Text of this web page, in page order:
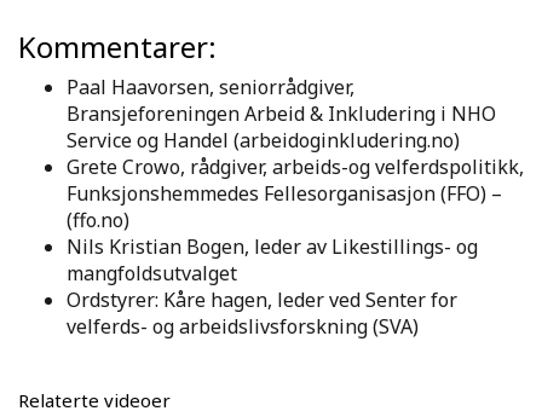
Kommentarer:
Paal Haavorsen, seniorrådgiver,
Bransjeforeningen Arbeid & Inkludering i NHO
Service og Handel (arbeidoginkludering.no)
Grete Crowo, rådgiver, arbeids-og velferdspolitikk,
Funksjonshemmedes Fellesorganisasjon (FFO) –
(ffo.no)
Nils Kristian Bogen, leder av Likestillings- og
mangfoldsutvalget
Ordstyrer: Kåre hagen, leder ved Senter for
velferds- og arbeidslivsforskning (SVA)
Relaterte videoer